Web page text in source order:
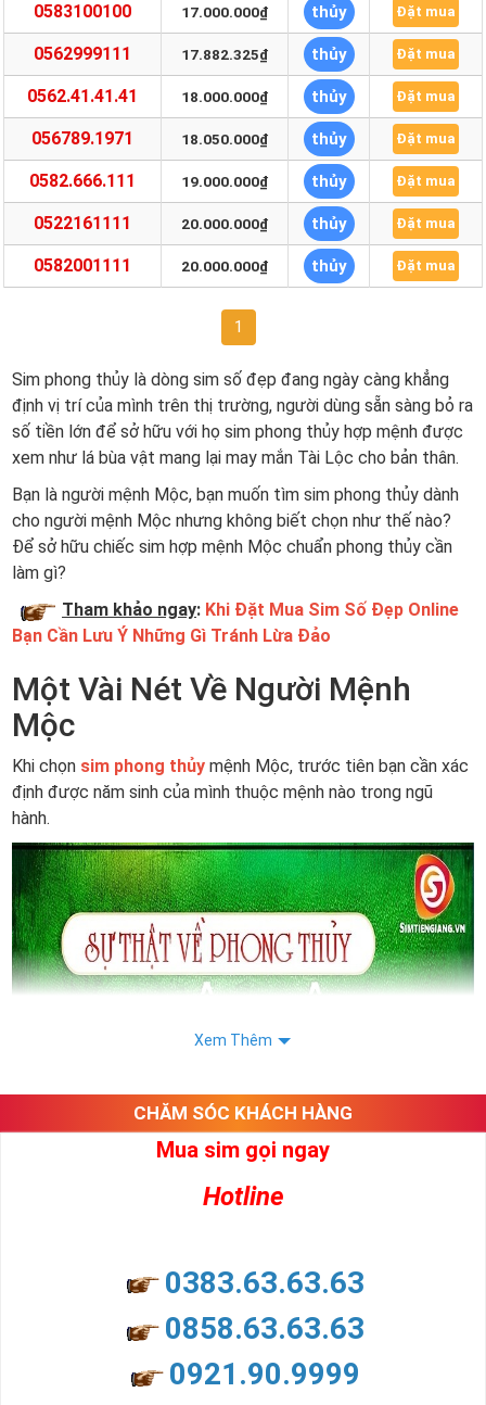
0583100100 17.000.000₫ thủy Đặt mua
0562999111 17.882.325₫ thủy Đặt mua
0562.41.41.41 18.000.000₫ thủy Đặt mua
056789.1971 18.050.000₫ thủy Đặt mua
0582.666.111 19.000.000₫ thủy Đặt mua
0522161111 20.000.000₫ thủy Đặt mua
0582001111 20.000.000₫ thủy Đặt mua
1
Sim phong thủy là dòng sim số đẹp đang ngày càng khẳng
định vị trí của mình trên thị trường, người dùng sẵn sàng bỏ ra
số tiền lớn để sở hữu với họ sim phong thủy hợp mệnh được
xem như lá bùa vật mang lại may mắn Tài Lộc cho bản thân.
Bạn là người mệnh Mộc, bạn muốn tìm sim phong thủy dành
cho người mệnh Mộc nhưng không biết chọn như thế nào?
Để sở hữu chiếc sim hợp mệnh Mộc chuẩn phong thủy cần
làm gì?
Tham khảo ngay: Khi Đặt Mua Sim Số Đẹp Online
Bạn Cần Lưu Ý Những Gì Tránh Lừa Đảo
Một Vài Nét Về Người Mệnh
Mộc
Khi chọn sim phong thủy mệnh Mộc, trước tiên bạn cần xác
định được năm sinh của mình thuộc mệnh nào trong ngũ
hành.
Xem Thêm
CHĂM SÓC KHÁCH HÀNG
Mua sim gọi ngay
Hotline
0383.63.63.63
0858.63.63.63
0921.90.9999